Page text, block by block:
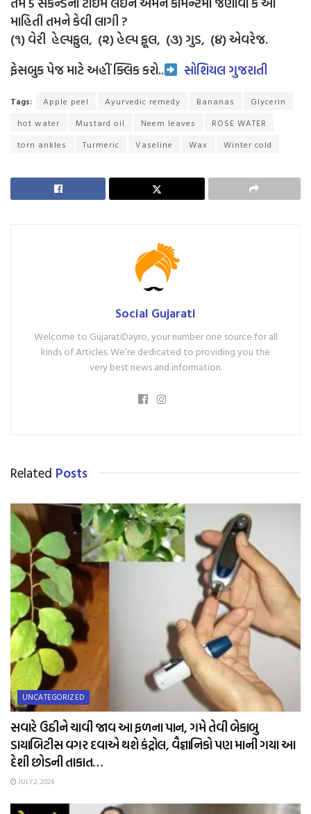
માહિતી તમને કેવી લાગી ?
(૧) વેરી હેલ્પફુલ, (૨) હેલ્પ ફૂલ, (૩) ગુડ, (૪) એવરેજ.
ફેસબુક પેજ માટે અહીં ક્લિક કરો..
સોશિયલ ગુજરાતી
Tags: Apple peel Ayurvedic remedy Bananas
Glycerin
hot water
Mustard oil Neem leaves
ROSE WATER
torn ankles
Turmeric Vaseline Wax Winter cold
Social Gujarati
Welcome to GujaratiDayro, your number one source for all
kinds of Articles. We’re dedicated to providing you the
very best news and information.
Related Posts
UNCATEGORIZED
સવારે ઉઠીને ચાવી જાવ આ ફળના પાન, ગમે તેવી બેકાબુ
ડાયાબિટીસ વગર દવાએ થશે કંટ્રોલ, વૈજ્ઞાનિકો પણ માની ગયા આ
દેશી છોડની તાકાત…
JULY 2, 2024